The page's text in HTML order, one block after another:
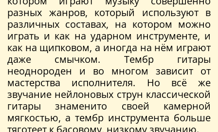
разных жанров, который используют в
различных составах, на котором можно
играть и как на ударном инструменте, и
как на щипковом, а иногда на нём играют
даже смычком. Тембр гитары
неоднороден и во многом зависит от
мастерства исполнителя. Но всё же
звучание нейлоновых струн классической
гитары знаменито своей камерной
мягкостью, а тембр инструмента больше
тяготеет к басовому, низкому звучанию.